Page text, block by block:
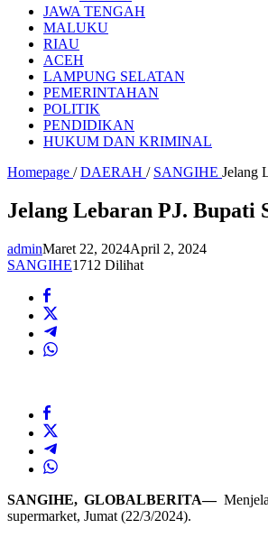
JAWA TENGAH
MALUKU
RIAU
ACEH
LAMPUNG SELATAN
PEMERINTAHAN
POLITIK
PENDIDIKAN
HUKUM DAN KRIMINAL
Homepage / DAERAH / SANGIHE Jelang
Jelang Lebaran PJ. Bupati
adminMaret 22, 2024April 2, 2024
SANGIHE1712 Dilihat
SANGIHE, GLOBALBERITA—
supermarket, Jumat (22/3/2024).